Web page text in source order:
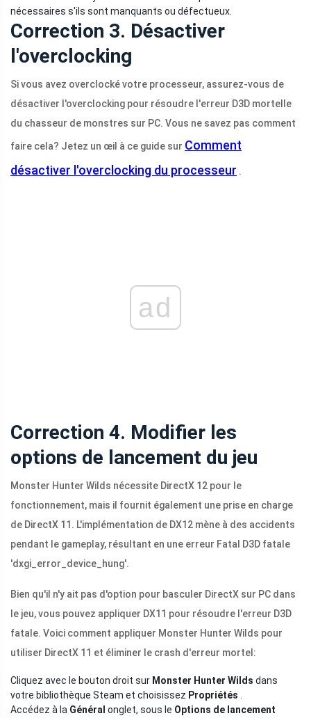
nécessaires s'ils sont manquants ou défectueux.
Correction 3. Désactiver
l'overclocking
Si vous avez overclocké votre processeur, assurez-vous de
désactiver l'overclocking pour résoudre l'erreur D3D mortelle
du chasseur de monstres sur PC. Vous ne savez pas comment
faire cela? Jetez un œil à ce guide sur Comment
désactiver l'overclocking du processeur .
ad
Correction 4. Modifier les
options de lancement du jeu
Monster Hunter Wilds nécessite DirectX 12 pour le
fonctionnement, mais il fournit également une prise en charge
de DirectX 11. L'implémentation de DX12 mène à des accidents
pendant le gameplay, résultant en une erreur Fatal D3D fatale
'dxgi_error_device_hung'.
Bien qu'il n'y ait pas d'option pour basculer DirectX sur PC dans
le jeu, vous pouvez appliquer DX11 pour résoudre l'erreur D3D
fatale. Voici comment appliquer Monster Hunter Wilds pour
utiliser DirectX 11 et éliminer le crash d'erreur mortel:
Cliquez avec le bouton droit sur Monster Hunter Wilds dans
votre bibliothèque Steam et choisissez Propriétés
Accédez à la Général onglet, sous le Options de lancement